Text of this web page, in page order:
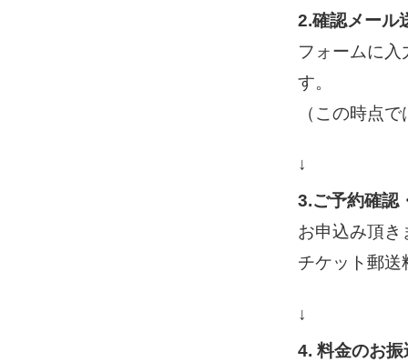
2.確認メール
フォームに
す。
（この時点
↓
3.ご予約確認
お申込み頂き
チケット郵
↓
4. 料金のお振